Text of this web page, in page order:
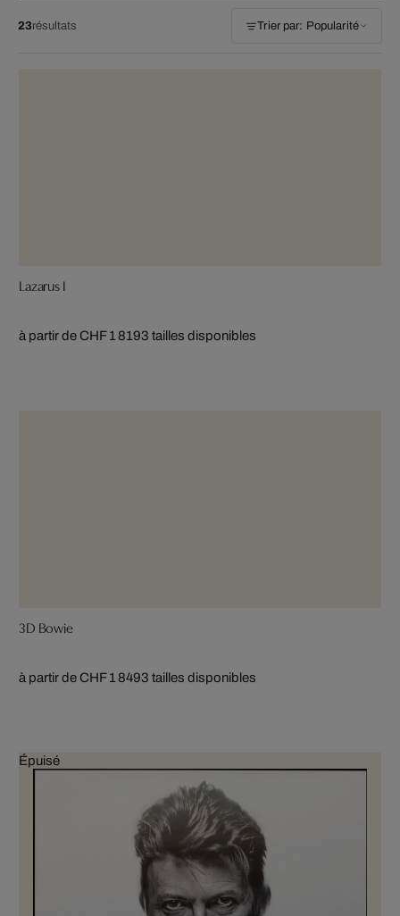
23résultats Trier par: Popularité
Lazarus I
à partir de CHF 1 8193 tailles disponibles
3D Bowie
à partir de CHF 1 8493 tailles disponibles
Épuisé